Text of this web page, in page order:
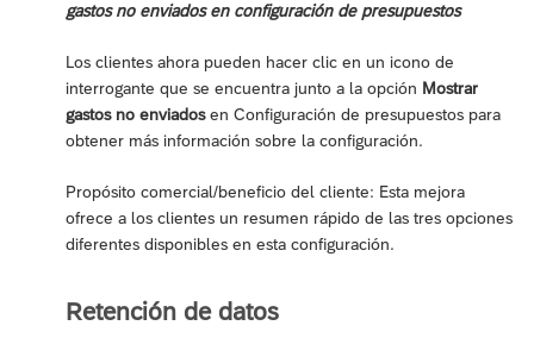
gastos no enviados en configuración de presupuestos
Los clientes ahora pueden hacer clic en un icono de
interrogante que se encuentra junto a la opción Mostrar
gastos no enviadosen Configuración de presupuestos para
obtener más información sobre la configuración.
Propósito comercial/beneficio del cliente: Esta mejora
ofrece a los clientes un resumen rápido de las tres opciones
diferentes disponibles en esta configuración.
Retención de datos